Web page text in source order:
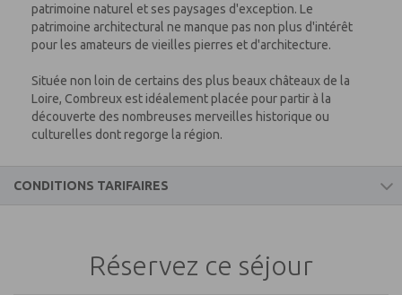
patrimoine naturel et ses paysages d'exception. Le
patrimoine architectural ne manque pas non plus d'intérêt
pour les amateurs de vieilles pierres et d'architecture.
Située non loin de certains des plus beaux châteaux de la
Loire, Combreux est idéalement placée pour partir à la
découverte des nombreuses merveilles historique ou
culturelles dont regorge la région.
CONDITIONS TARIFAIRES
Le logementRéservez ce séjour